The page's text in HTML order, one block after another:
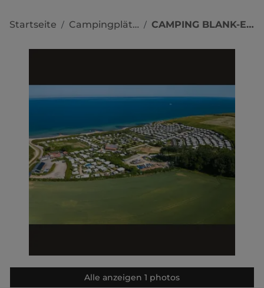
Startseite / Campingplätze / CAMPING BLANK-ECK
Alle anzeigen 1 photos